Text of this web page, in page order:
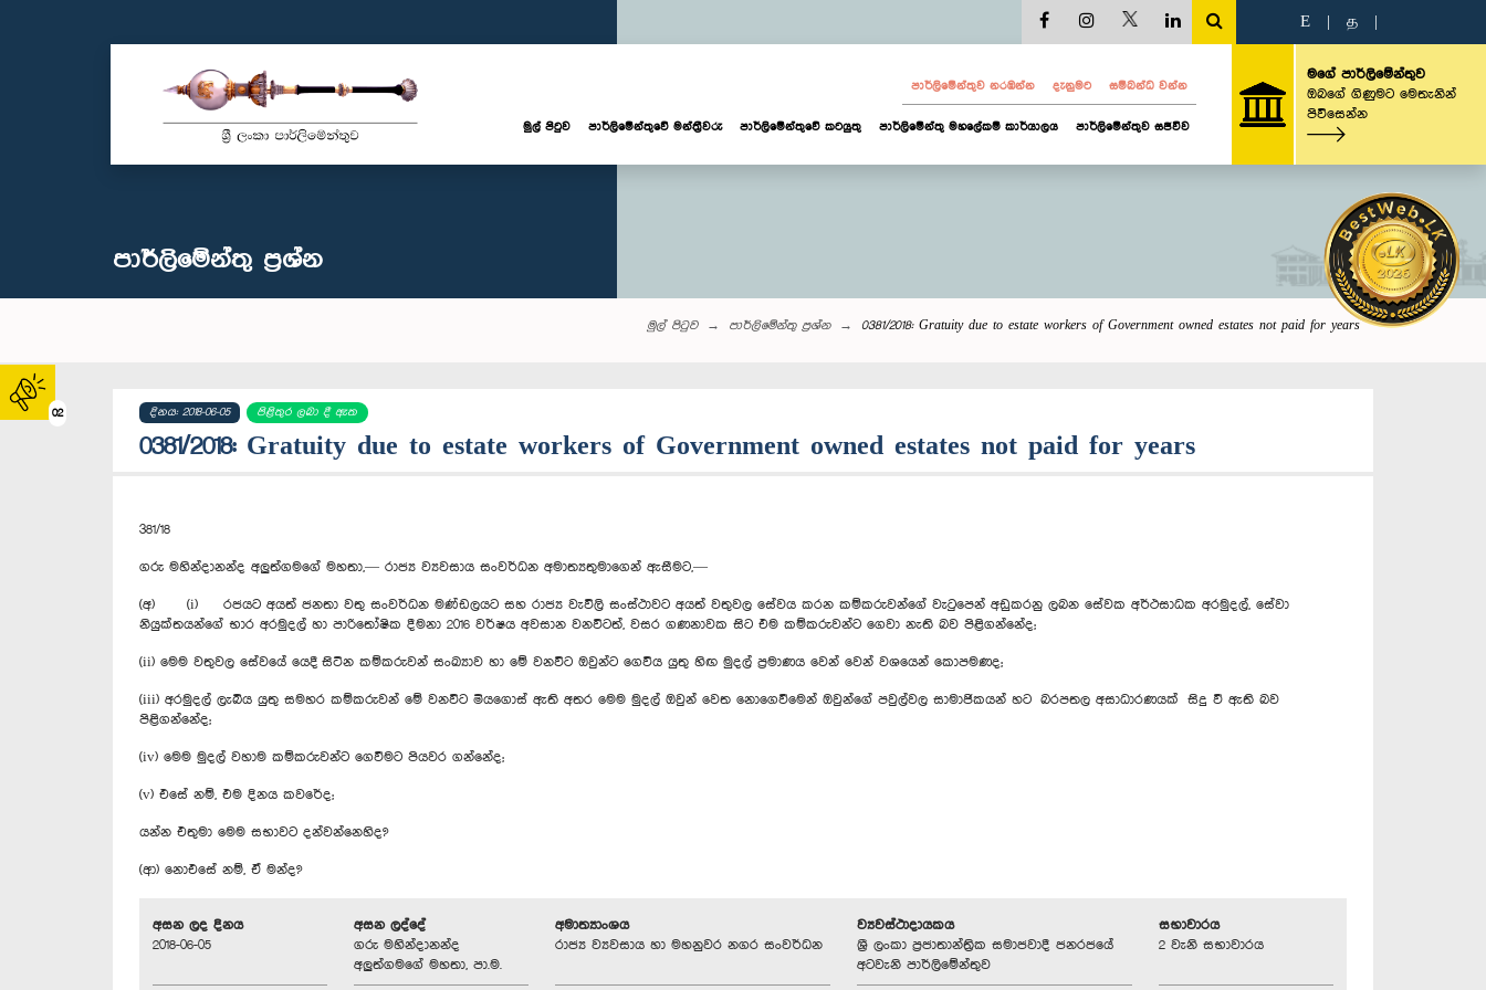
02
E த
පාර්ලි‌මේන්තුව නරඹන්න දැනුමට සම්බන්ධ වන්න
මුල් පිටුව පාර්ලි‌මේන්තුවේ මන්ත්‍රීවරු පාර්ලිමේන්තුවේ කටයුතු පාර්ලිමේන්තු මහලේකම් කාර්යාලය පාර්ලිමේන්තුව සජීවීව
මගේ පාර්ලිමේන්තුව
ඔබගේ ගිණුමට මෙතැනින්
පිවිසෙන්න
පාර්ලි‌මේන්තු‌ ප්‍රශ්න
මුල් පිටුව පාර්ලි‌මේන්තු‌ ප්‍රශ්න 0381/2018: Gratuity due to estate workers of Government owned estates not paid for years
දිනය: 2018-06-05 පිළිතුර ලබා දී ඇත
0381/2018: Gratuity due to estate workers of Government owned estates not paid for years
381/18
ගරු මහින්දානන්ද අලුත්ගමගේ මහතා,— රාජ්‍ය ව්‍යවසාය සංවර්ධන අමාත්‍යතුමාගෙන් ඇසීමට,—
(අ) (i) රජයට අයත් ජනතා වතු සංවර්ධන මණ්ඩලයට සහ රාජ්‍ය වැවිලි සංස්ථාවට අයත් වතුවල සේවය කරන කම්කරුවන්ගේ වැටුපෙන් අඩුකරනු ලබන සේවක අර්ථසාධක අරමුදල්, සේවා
නියුක්තයන්ගේ භාර අරමුදල් හා පාරිතෝෂික දීමනා 2016 වර්ෂය අවසාන වනවිටත්, වසර ගණනාවක සිට එම කම්කරුවන්ට ගෙවා නැති බව පිළිගන්නේද;
(ii) මෙම වතුවල සේවයේ යෙදී සිටින කම්කරුවන් සංඛ්‍යාව හා මේ වනවිට ඔවුන්ට ගෙවිය යුතු හිඟ මුදල් ප්‍රමාණය වෙන් වෙන් වශයෙන් කොපමණද;
(iii) අරමුදල් ලැබිය යුතු සමහර කම්කරුවන් මේ වනවිට මියගොස් ඇති අතර මෙම මුදල් ඔවුන් වෙත නොගෙවීමෙන් ඔවුන්ගේ පවුල්වල සාමාජිකයන් හට බරපතල අසාධාරණයක් සිදු වී ඇති බව
පිළිගන්නේද;
(iv) මෙම මුදල් වහාම කම්කරුවන්ට ගෙවීමට පියවර ගන්නේද;
(v) එසේ නම්, එම දිනය කවරේද;
යන්න එතුමා මෙම සභාවට දන්වන්නෙහිද?
(ආ) නොඑසේ නම්, ඒ මන්ද?
අසන ලද දිනය
2018-06-05
අසන ලද්දේ
ගරු මහින්දානන්ද
අලුත්ගමගේ මහතා, පා.ම.
අමාත්‍යාංශය
රාජ්‍ය ව්‍යවසාය හා මහනුවර නගර සංවර්ධන
ව්‍යවස්ථාදායකය
ශ්‍රී ලංකා ප්‍රජාතාන්ත්‍රික සමාජවාදී ජනරජයේ
අටවැනි පාර්ලිමේන්තුව
සභාවාරය
2 වැනි සභාවාරය